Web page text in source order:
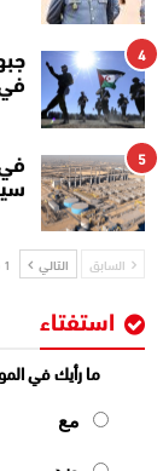
4
5
السابق التالي 1 من 1٬338
استفتاء
ما رأيك في
مع